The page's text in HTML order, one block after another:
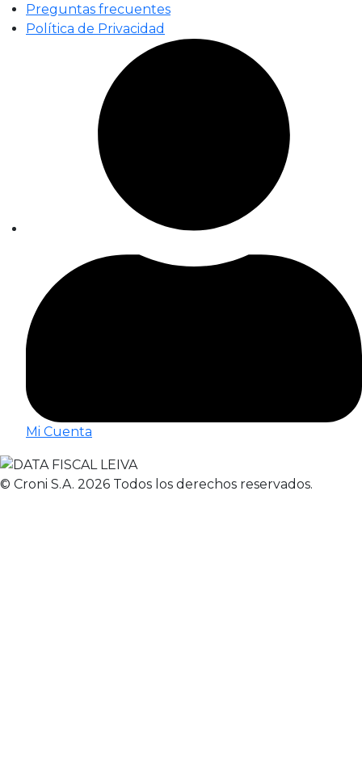
Preguntas frecuentes
Política de Privacidad
Mi Cuenta
© Croni S.A. 2026 Todos los derechos reservados.